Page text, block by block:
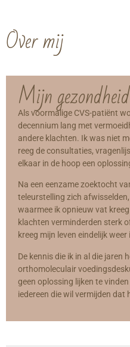
Over mij
Mijn
Als voormalige CVS-patiënt
decennium lang met
andere klachten. Ik was niet
reeg de consultaties,
elkaar in de hoop een
Na een eenzame zoektocht
teleurstelling zich
waarmee ik opnieuw vat
klachten verminderden sterk
kreeg mijn leven eindelijk weer
De kennis die ik in al die jaren
orthomoleculair
geen oplossing lijken te
iedereen die wil vermijden dat